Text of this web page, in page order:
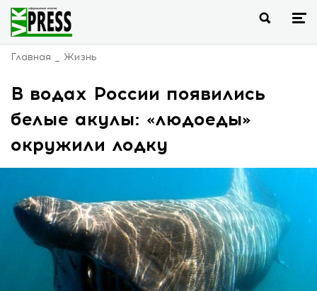
Главная Жизнь
В водах России появились
белые акулы: «людоеды»
окружили лодку